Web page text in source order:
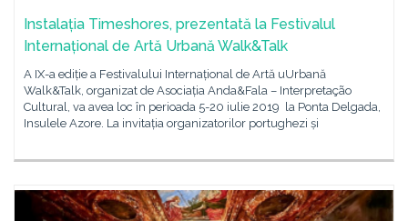
Instalația Timeshores, prezentată la Festivalul
Internațional de Artă Urbană Walk&Talk
A IX-a ediție a Festivalului Internațional de Artă uUrbană
Walk&Talk, organizat de Asociația Anda&Fala – Interpretação
Cultural, va avea loc în perioada 5-20 iulie 2019 la Ponta Delgada,
Insulele Azore. La invitația organizatorilor portughezi și